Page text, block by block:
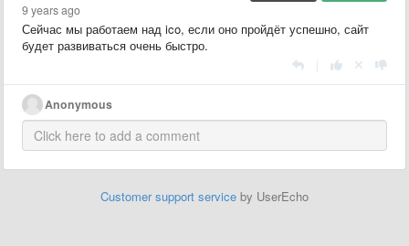
9 years ago
Сейчас мы работаем над ico, если оно пройдёт успешно, сайт
будет развиваться очень быстро.
Anonymous
Customer support service by UserEcho